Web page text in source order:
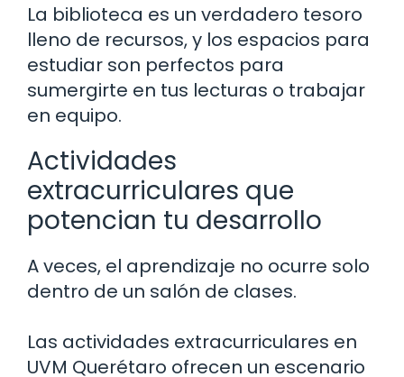
La biblioteca es un verdadero tesoro
lleno de recursos, y los espacios para
estudiar son perfectos para
sumergirte en tus lecturas o trabajar
en equipo.
Actividades
extracurriculares que
potencian tu desarrollo
A veces, el aprendizaje no ocurre solo
dentro de un salón de clases.
Las actividades extracurriculares en
UVM Querétaro ofrecen un escenario